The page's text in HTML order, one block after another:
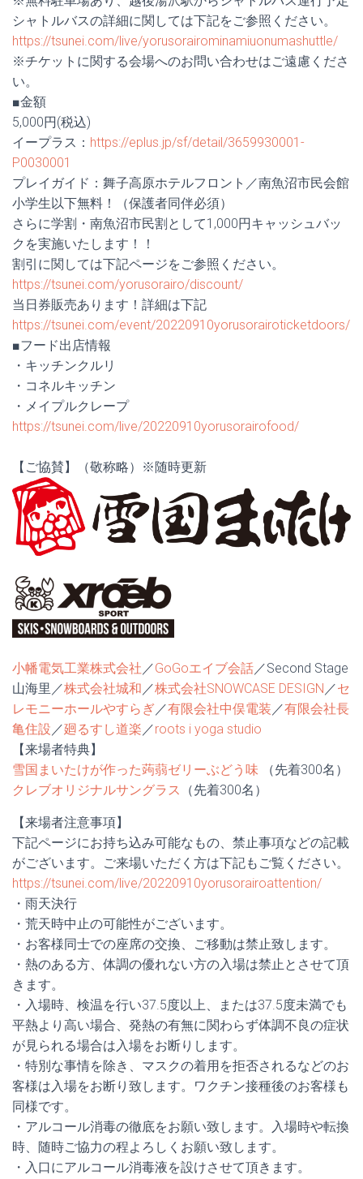
シャトルバスの詳細に関しては下記をご参照ください。
https://tsunei.com/live/yorusorairominamiuonumashuttle/
※チケットに関する会場へのお問い合わせはご遠慮くださ
い。
■金額
5,000円(税込)
イープラス： https://eplus.jp/sf/detail/3659930001-
P0030001
プレイガイド：舞子高原ホテルフロント／南魚沼市民会館
小学生以下無料！（保護者同伴必須）
さらに学割・南魚沼市民割として1,000円キャッシュバッ
クを実施いたします！！
割引に関しては下記ページをご参照ください。
https://tsunei.com/yorusorairo/discount/
当日券販売あります！詳細は下記
https://tsunei.com/event/20220910yorusorairoticketdoors/
■フード出店情報
・キッチンクルリ
・コネルキッチン
・メイプルクレープ
https://tsunei.com/live/20220910yorusorairofood/
【ご協賛】（敬称略）※随時更新
小幡電気工業株式会社 ／GoGoエイブ会話／Second Stage
山海里／株式会社城和 ／株式会社SNOWCASE DESIGN ／セ
レモニーホールやすらぎ／有限会社中俣電装 ／有限会社長
亀住設 ／廻るすし道楽 ／roots i yoga studio
【来場者特典】
雪国まいたけが作った蒟蒻ゼリーぶどう味
（先着300名）
クレブオリジナルサングラス
（先着300名）
【来場者注意事項】
下記ページにお持ち込み可能なもの、禁止事項などの記載
がございます。ご来場いただく方は下記もご覧ください。
https://tsunei.com/live/20220910yorusorairoattention/
・雨天決行
・荒天時中止の可能性がございます。
・お客様同士での座席の交換、ご移動は禁止致します。
・熱のある方、体調の優れない方の入場は禁止とさせて頂
きます。
・入場時、検温を行い37.5度以上、または37.5度未満でも
平熱より高い場合、発熱の有無に関わらず体調不良の症状
が見られる場合は入場をお断りします。
・特別な事情を除き、マスクの着用を拒否されるなどのお
客様は入場をお断り致します。ワクチン接種後のお客様も
同様です。
・アルコール消毒の徹底をお願い致します。入場時や転換
時、随時ご協力の程よろしくお願い致します。
・入口にアルコール消毒液を設けさせて頂きます。